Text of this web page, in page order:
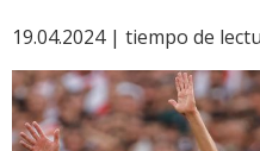
19.04.2024 | tiempo de